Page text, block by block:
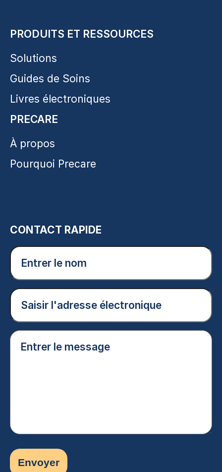
PRODUITS ET RESSOURCES
Solutions
Guides de Soins
Livres électroniques
PRECARE
À propos
Pourquoi Precare
CONTACT RAPIDE
Entrer
nom
(Nécessaire)
Courriel
(Nécessaire)
Entrer